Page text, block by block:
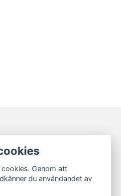
Genom att
du användandet av